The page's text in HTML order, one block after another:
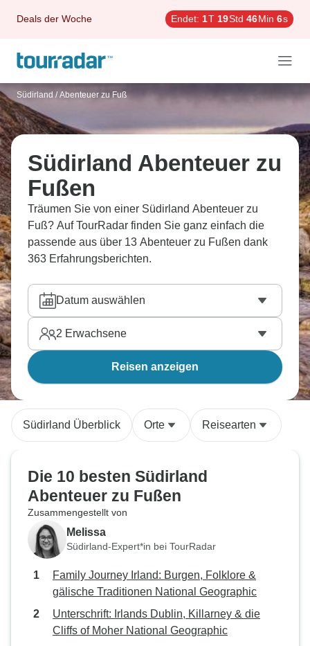
Deals der Woche Endet: 1T 19Std 46Min 5s
Südirland / Abenteuer zu Fuß
Südirland Abenteuer zu
Fußen
Träumen Sie von einer Südirland Abenteuer zu
Fuß? Auf TourRadar finden Sie ganz einfach die
passende aus über 13 Abenteuer zu Fußen dank
363 Erfahrungsberichten.
Datum auswählen
2 Erwachsene
Reisen anzeigen
Südirland Überblick Orte Reisearten
Die 10 besten Südirland
Abenteuer zu Fußen
Zusammengestellt von
Melissa
Südirland-Expert*in bei TourRadar
Family Journey Irland: Burgen, Folklore &
gälische Traditionen National Geographic
Unterschrift: Irlands Dublin, Killarney & die
Cliffs of Moher National Geographic